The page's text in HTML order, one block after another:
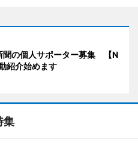
聞の個人サポーター募集 【N
紹介始めます
集